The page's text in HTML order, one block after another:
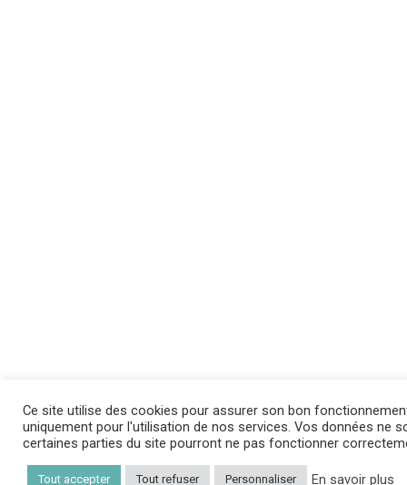
Ce site utilise des cookies pour assurer son bon
uniquement pour l'utilisation de nos services. Vos données ne
certaines parties du site pourront ne pas fonctionner
Tout accepter Tout refuser Personnaliser En savoir plus